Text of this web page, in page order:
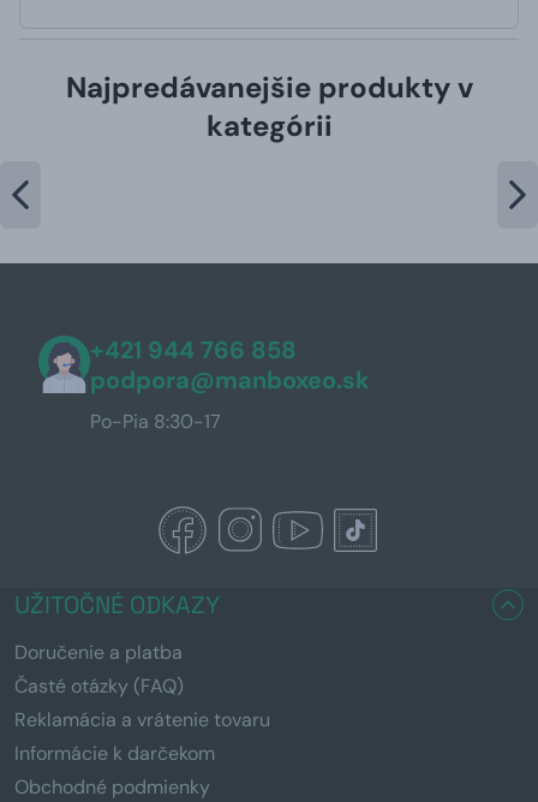
Najpredávanejšie produkty v
kategórii
+421 944 766 858
podpora@manboxeo.sk
Po-Pia 8:30-17
UŽITOČNÉ ODKAZY
Doručenie a platba
Časté otázky (FAQ)
Reklamácia a vrátenie tovaru
Informácie k darčekom
Obchodné podmienky